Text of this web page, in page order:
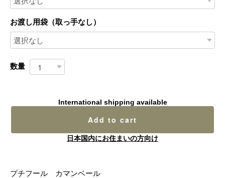
お渡し用袋（取っ手なし）
数量
International shipping available
Add to cart
日本国内にお住まいの方向け
プチフール カマンベール